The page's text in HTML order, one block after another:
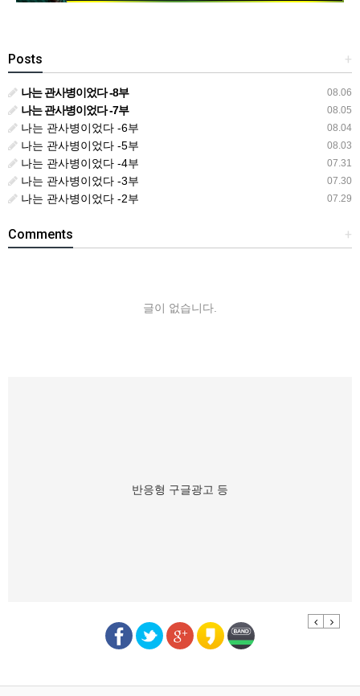
+
Posts
08.06
나는 관사병이었다 -8부
08.05
나는 관사병이었다 -7부
08.04
나는 관사병이었다 -6부
08.03
나는 관사병이었다 -5부
07.31
나는 관사병이었다 -4부
07.30
나는 관사병이었다 -3부
07.29
나는 관사병이었다 -2부
+
Comments
글이 없습니다.
반응형 구글광고 등
Previous
Next